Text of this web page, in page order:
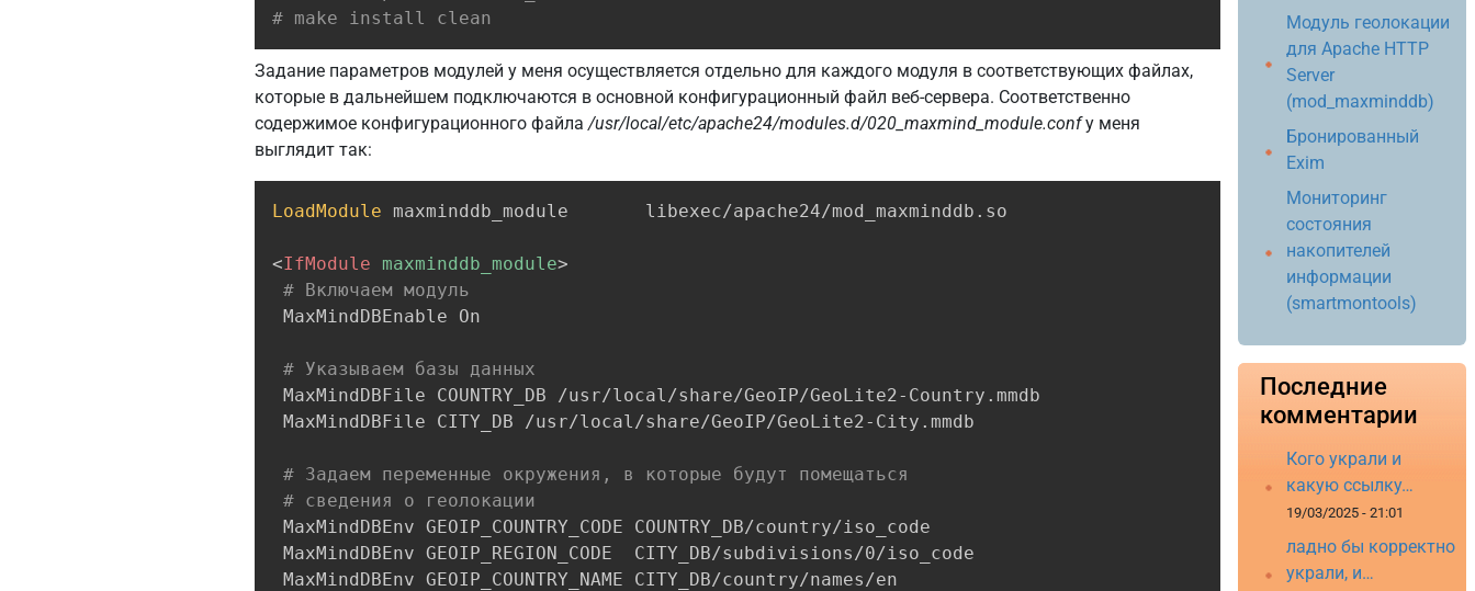
# make install clean
Задание параметров модулей у меня осуществляется отдельно для каждого модуля в соответствующих файлах,
которые в дальнейшем подключаются в основной конфигурационный файл веб-сервера. Соответственно
содержимое конфигурационного файла/usr/local/etc/apache24/modules.d/020_maxmind_module.confу меня
выглядит так:
LoadModule maxminddb_module       libexec/apache24/mod_maxminddb.so
<IfModule maxminddb_module>
# Включаем модуль
MaxMindDBEnable On
# Указываем базы данных
MaxMindDBFile COUNTRY_DB /usr/local/share/GeoIP/GeoLite2-Country.mmdb
MaxMindDBFile CITY_DB /usr/local/share/GeoIP/GeoLite2-City.mmdb
# Задаем переменные окружения, в которые будут помещаться
# сведения о геолокации
MaxMindDBEnv GEOIP_COUNTRY_CODE COUNTRY_DB/country/iso_code
MaxMindDBEnv GEOIP_REGION_CODE  CITY_DB/subdivisions/0/iso_code
MaxMindDBEnv GEOIP_COUNTRY_NAME CITY_DB/country/names/en
Модуль геолокации
для Apache HTTP
Server
(mod_maxminddb)
Бронированный
Exim
Мониторинг
состояния
накопителей
информации
(smartmontools)
Последние
комментарии
Кого украли и
какую ссылку…
19/03/2025 - 21:01
ладно бы корректно
украли, и…